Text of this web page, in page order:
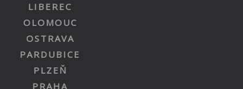
LIBEREC
OLOMOUC
OSTRAVA
PARDUBICE
PLZEŇ
PRAHA